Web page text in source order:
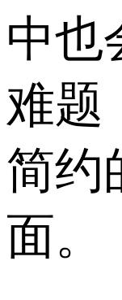
中也
难题
简约
面。